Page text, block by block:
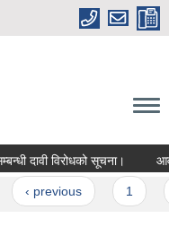
दावी विरोधको सूचना।
‹ previous 1